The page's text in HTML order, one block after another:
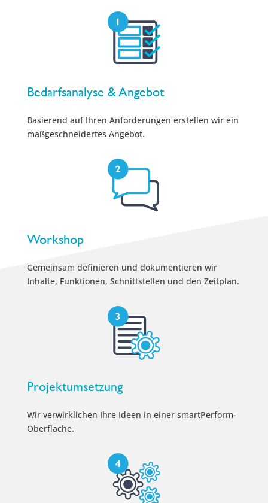
Bedarfsanalyse & Angebot
Basierend auf Ihren Anforderungen erstellen wir ein
maßgeschneidertes Angebot.
Workshop
Gemeinsam definieren und dokumentieren wir
Inhalte, Funktionen, Schnittstellen und den Zeitplan.
Projektumsetzung
Wir verwirklichen Ihre Ideen in einer smartPerform-
Oberfläche.